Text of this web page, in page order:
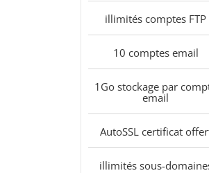
illimités comptes FTP
10 comptes email
1Go stockage par
email
AutoSSLcertificat
illimitéssous-